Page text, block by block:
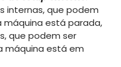
internas, que podem
máquina está parada,
que podem ser
máquina está em